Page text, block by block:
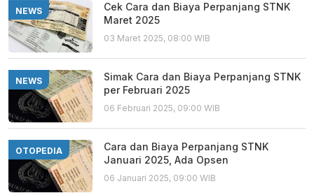
NEWS
Cek Cara dan Biaya Perpanjang STNK
Maret 2025
03 Maret 2025, 08:00 WIB
NEWS
Simak Cara dan Biaya Perpanjang STNK
per Februari 2025
06 Februari 2025, 09:00 WIB
OTOPEDIA
Cara dan Biaya Perpanjang STNK
Januari 2025, Ada Opsen
06 Januari 2025, 09:00 WIB